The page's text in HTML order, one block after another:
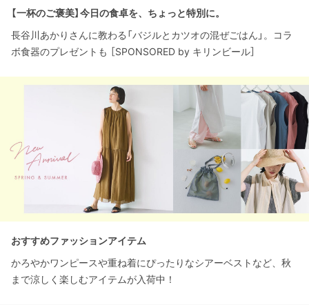
【一杯のご褒美】今日の食卓を、ちょっと特別に。
長谷川あかりさんに教わる「バジルとカツオの混ぜごはん」。コラ
ボ食器のプレゼントも ［SPONSORED by キリンビール］
おすすめファッションアイテム
かろやかワンピースや重ね着にぴったりなシアーベストなど、秋
まで涼しく楽しむアイテムが入荷中！